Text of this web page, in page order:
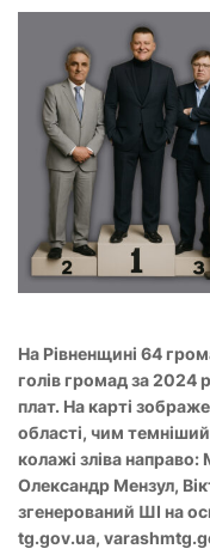
На Рівненщині 64
голів громад за 2024
плат. На карті
області, чим
колажі зліва
Олександр Мензул,
згенерований ШІ на
tg.gov.ua,